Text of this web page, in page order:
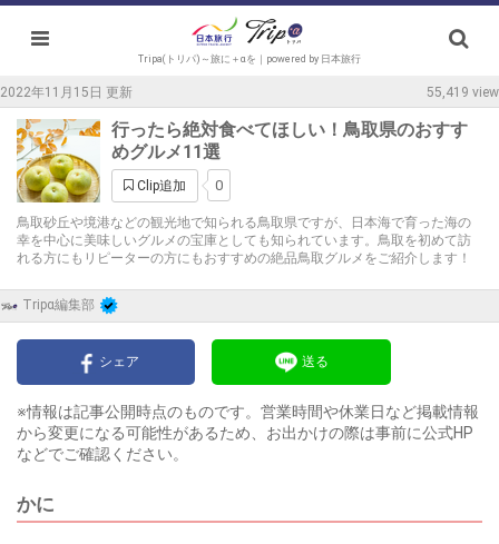
Tripa(トリパ)～旅に＋αを｜powered by 日本旅行
2022年11月15日 更新 55,419 view
行ったら絶対食べてほしい！鳥取県のおすす
めグルメ11選
Clip追加 0
鳥取砂丘や境港などの観光地で知られる鳥取県ですが、日本海で育った海の
幸を中心に美味しいグルメの宝庫としても知られています。鳥取を初めて訪
れる方にもリピーターの方にもおすすめの絶品鳥取グルメをご紹介します！
Tripα編集部
シェア 送る
※情報は記事公開時点のものです。営業時間や休業日など掲載情報
から変更になる可能性があるため、お出かけの際は事前に公式HP
などでご確認ください。
かに